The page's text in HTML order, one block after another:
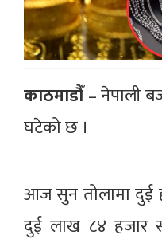
काठमाडौँ– नेपाली
घटेको छ ।
आज सुन तोलामा दुई
दुई लाख ८४ हजार